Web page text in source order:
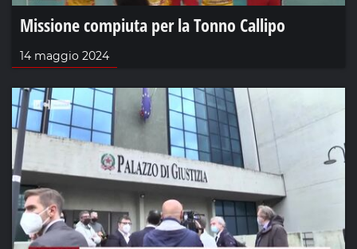
Missione compiuta per la Tonno Callipo
14 maggio 2024